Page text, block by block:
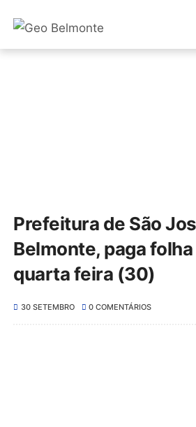
Prefeitura de São
Belmonte, paga
quarta feira (30)
30 SETEMBRO 0 COMENTÁRIOS